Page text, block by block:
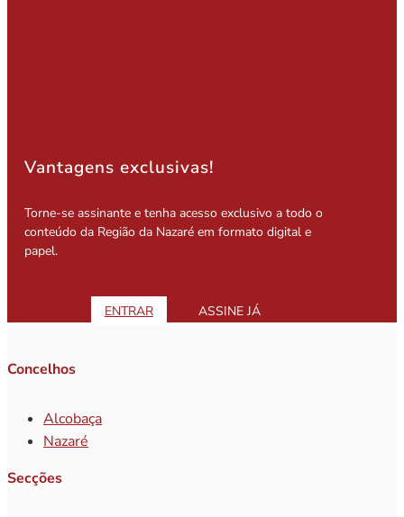
Vantagens exclusivas!
Torne-se assinante e tenha acesso exclusivo a todo o
conteúdo da Região da Nazaré em formato digital e
papel.
ENTRAR ASSINE JÁ
Concelhos
Alcobaça
Nazaré
Secções